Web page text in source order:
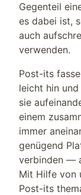
Gegenteil
es dabei ist,
auch
verwenden.
Post-its
leicht hin
sie
einem
immer
genügend
verbinden —
Mit Hilfe von
Post-its